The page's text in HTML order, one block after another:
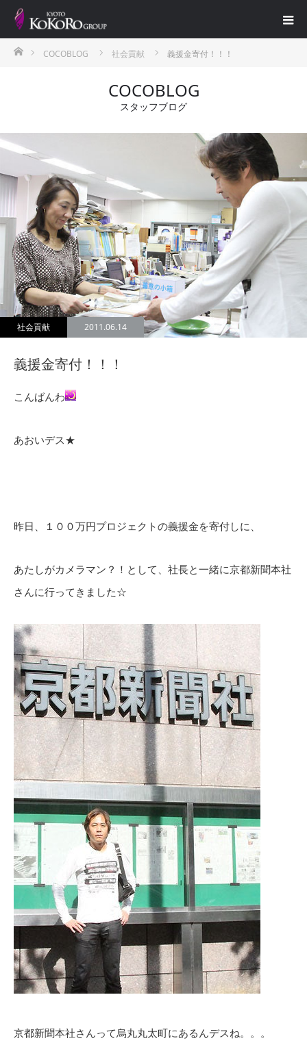
ホームCOCOBLOG 社会貢献 義援金寄付！！！
COCOBLOG
スタッフブログ
社会貢献 2011.06.14
義援金寄付！！！
こんばんわ
あおいデス★
昨日、１００万円プロジェクトの義援金を寄付しに、
あたしがカメラマン？！として、社長と一緒に京都新聞本社
さんに行ってきました☆
京都新聞本社さんって烏丸丸太町にあるんデスね。。。